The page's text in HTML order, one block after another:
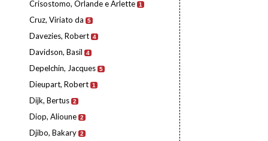
Crisostomo, Orlande e Arlette 1
Cruz, Viriato da 5
Davezies, Robert 4
Davidson, Basil 4
Depelchin, Jacques 5
Dieupart, Robert 1
Dijk, Bertus 2
Diop, Alioune 2
Djibo, Bakary 2